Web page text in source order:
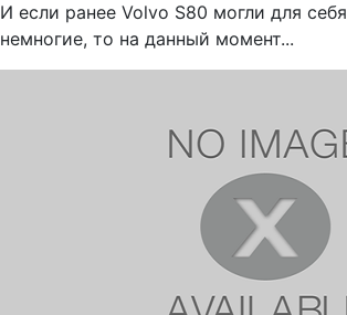
И если ранее Volvo S80 могли для
немногие, то на данный момент...